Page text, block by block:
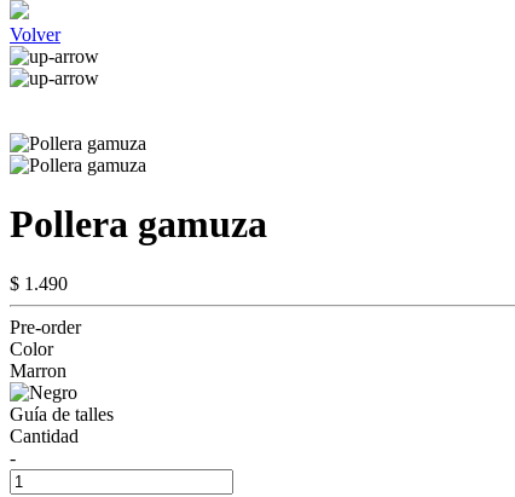
Volver
Pollera gamuza
$ 1.490
Pre-order
Color
Marron
Guía de talles
Cantidad
-